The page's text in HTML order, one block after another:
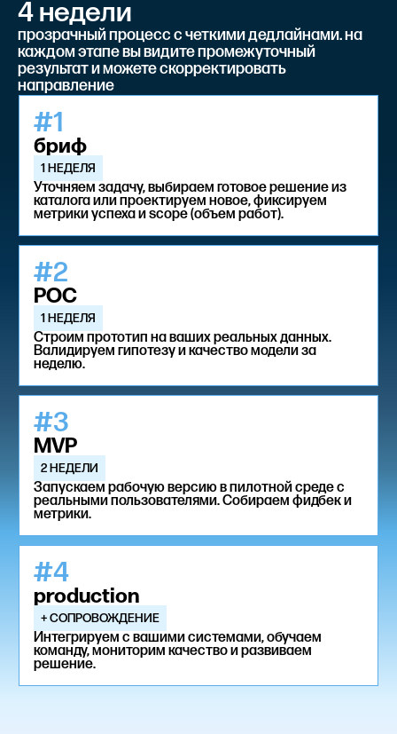
4 недели
прозрачный процесс с четкими дедлайнами. на
каждом этапе вы видите промежуточный
результат и можете скорректировать
направление
#1
бриф
1 НЕДЕЛЯ
Уточняем задачу, выбираем готовое решение из
каталога или проектируем новое, фиксируем
метрики успеха и scope (объем работ).
#2
POC
1 НЕДЕЛЯ
Строим прототип на ваших реальных данных.
Валидируем гипотезу и качество модели за
неделю.
#3
MVP
2 НЕДЕЛИ
Запускаем рабочую версию в пилотной среде с
реальными пользователями. Собираем фидбек и
метрики.
#4
production
+ СОПРОВОЖДЕНИЕ
Интегрируем с вашими системами, обучаем
команду, мониторим качество и развиваем
решение.